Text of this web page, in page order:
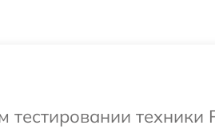
техники